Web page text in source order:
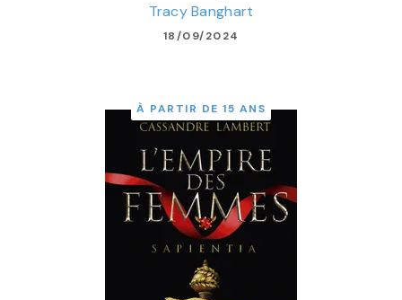
Tracy Banghart
18/09/2024
À PARTIR DE 15 ANS